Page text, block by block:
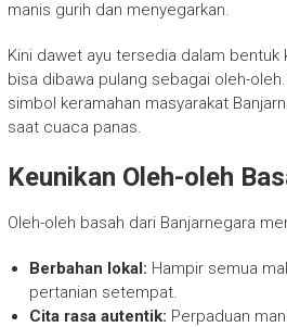
manis gurih dan menyegarkan.
Kini dawet ayu tersedia dalam
bisa dibawa pulang sebagai oleh-
simbol keramahan masyarakat
saat cuaca panas.
Keunikan Oleh-oleh
Oleh-oleh basah dari Banjarnegara
Berbahan lokal: Hampir semua
pertanian setempat.
Cita rasa autentik: Perpaduan